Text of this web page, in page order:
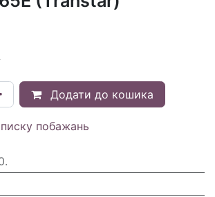
Додати до кошика
побажань